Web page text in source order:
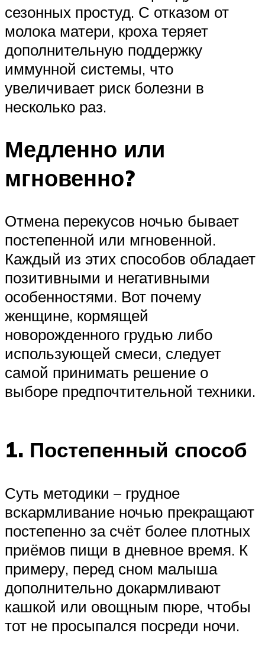
сезонных простуд. С отказом от
молока матери, кроха теряет
дополнительную поддержку
иммунной системы, что
увеличивает риск болезни в
несколько раз.
Медленно или
мгновенно?
Отмена перекусов ночью бывает
постепенной или мгновенной.
Каждый из этих способов обладает
позитивными и негативными
особенностями. Вот почему
женщине, кормящей
новорожденного грудью либо
использующей смеси, следует
самой принимать решение о
выборе предпочтительной техники.
1. Постепенный способ
Суть методики – грудное
вскармливание ночью прекращают
постепенно за счёт более плотных
приёмов пищи в дневное время. К
примеру, перед сном малыша
дополнительно докармливают
кашкой или овощным пюре, чтобы
тот не просыпался посреди ночи.